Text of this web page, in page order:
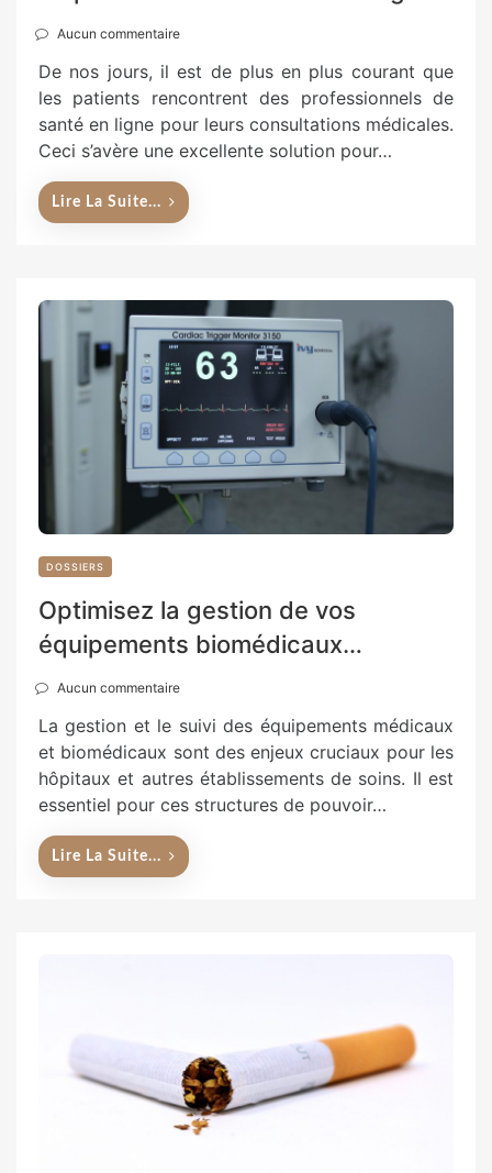
Aucun commentaire
De nos jours, il est de plus en plus courant que
les patients rencontrent des professionnels de
santé en ligne pour leurs consultations médicales.
Ceci s’avère une excellente solution pour…
Lire La Suite...
DOSSIERS
Optimisez la gestion de vos
équipements biomédicaux…
Aucun commentaire
La gestion et le suivi des équipements médicaux
et biomédicaux sont des enjeux cruciaux pour les
hôpitaux et autres établissements de soins. Il est
essentiel pour ces structures de pouvoir…
Lire La Suite...